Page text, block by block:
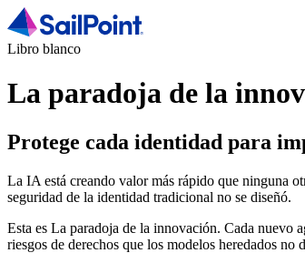
Libro blanco
La paradoja de la
Protege cada identidad para
La IA está creando valor más rápido que ninguna
seguridad de la identidad tradicional no se diseñó.
Esta es La paradoja de la innovación. Cada nuevo
riesgos de derechos que los modelos heredados no